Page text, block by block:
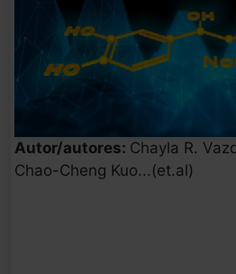
Autor/autores: Chayla R.
Chao-Cheng Kuo...(et.al)